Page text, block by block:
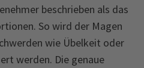
beschrieben als das
So wird der Magen
wie Übelkeit oder
werden. Die genaue